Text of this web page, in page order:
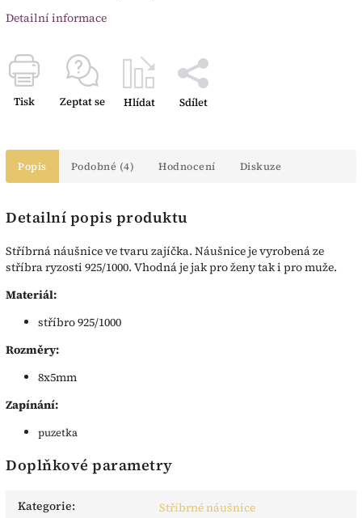
Detailní informace
Tisk Zeptat se Hlídat Sdílet
Popis Podobné (4) Hodnocení Diskuze
Detailní popis produktu
Stříbrná náušnice ve tvaru zajíčka. Náušnice je vyrobená ze
stříbra ryzosti 925/1000. Vhodná je jak pro ženy tak i pro muže.
Materiál:
stříbro 925/1000
Rozměry:
8x5mm
Zapínání:
puzetka
Doplňkové parametry
Kategorie:
Stříbrné náušnice